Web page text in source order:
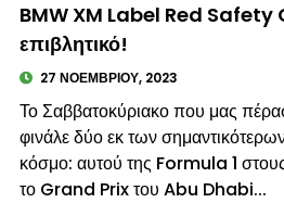
BMW XM Label Red Safety
επιβλητικό!
27 ΝΟΕΜΒΡΊΟΥ, 2023
Το Σαββατοκύριακο που μας
φινάλε δύο εκ των
κόσμο: αυτού της Formula 1
το Grand Prix του Abu Dhabi...